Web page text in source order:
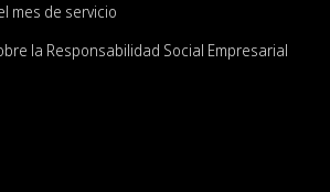
mes de servicio
la Responsabilidad Social Empresarial